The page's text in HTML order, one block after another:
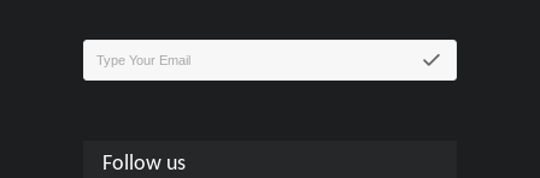
Follow us